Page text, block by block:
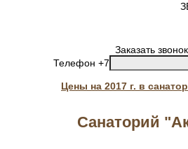
Заказать
Телефон +7
Цены на 2017 г. в
Санаторий